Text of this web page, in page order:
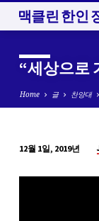
맥클린 한인
“세상으로
Home 글 찬양대
상
12월 1일, 2019년